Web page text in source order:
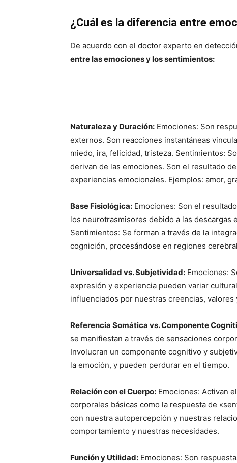
¿Cuál es la diferencia entre
De acuerdo con el doctor experto en
entre las emociones y los sentimientos:
Naturaleza y Duración: Emociones: Son
externos. Son reacciones instantáneas
miedo, ira, felicidad, tristeza. Sentimientos:
derivan de las emociones. Son el resultado
experiencias emocionales. Ejemplos: amor,
Base Fisiológica: Emociones: Son el
los neurotrasmisores debido a las descargas
Sentimientos: Se forman a través de la
cognición, procesándose en regiones
Universalidad vs. Subjetividad: Emociones:
expresión y experiencia pueden variar
influenciados por nuestras creencias,
Referencia Somática vs. Componente
se manifiestan a través de sensaciones
Involucran un componente cognitivo y
la emoción, y pueden perdurar en el tiempo.
Relación con el Cuerpo: Emociones: Activan
corporales básicas como la respuesta de
con nuestra autopercepción y nuestras
comportamiento y nuestras necesidades.
Función y Utilidad: Emociones: Son